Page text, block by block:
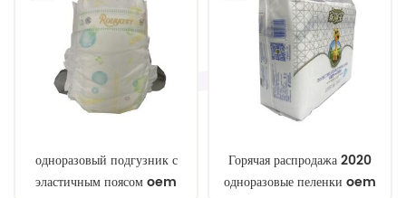
одноразовый подгузник с
эластичным поясом oem
Горячая распродажа 2020
одноразовые пеленки oem